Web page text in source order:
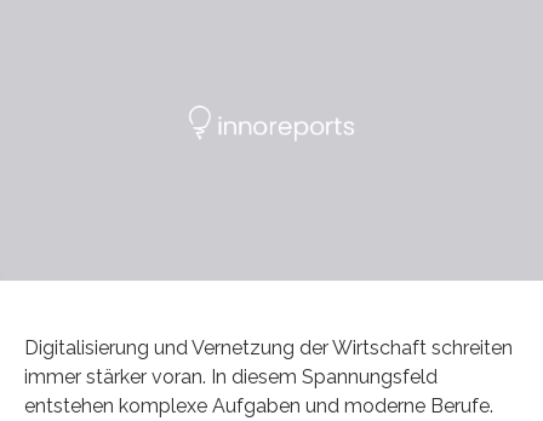
Digitalisierung und Vernetzung der Wirtschaft schreiten
immer stärker voran. In diesem Spannungsfeld
entstehen komplexe Aufgaben und moderne Berufe.